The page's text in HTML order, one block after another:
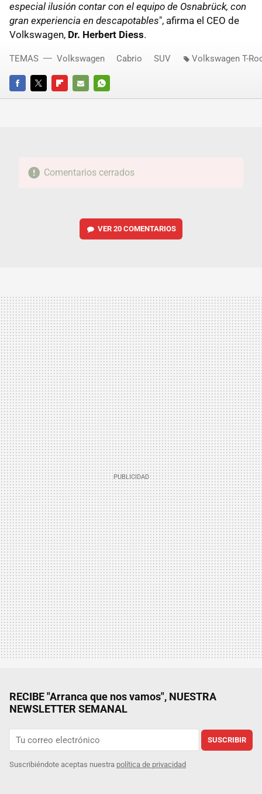
especial ilusión contar con el equipo de Osnabrück, con
gran experiencia en descapotables", afirma el CEO de
Volkswagen, Dr. Herbert Diess.
FACEBOOKTWITTERFLIPBOARD
E-
WHATSAPP
TEMAS Volkswagen Cabrio SUV Volkswagen T-
Comentarios cerrados
VER 20 COMENTARIOS
RECIBE "Arranca que nos vamos", NUESTRA
NEWSLETTER SEMANAL
SUSCRIBIR
Suscribiéndote aceptas nuestra política de privacidad